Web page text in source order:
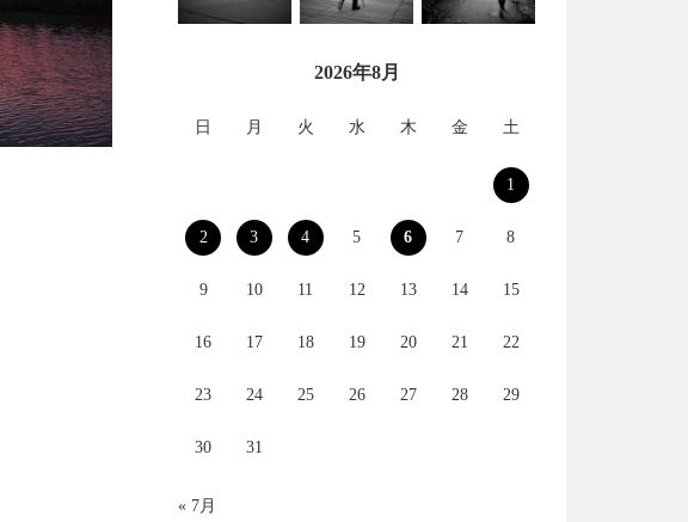
2026年8月
日 月 火 水 木 金 土
1
2 3 4 5 6 7 8
9 10 11 12 13 14 15
16 17 18 19 20 21 22
23 24 25 26 27 28 29
30 31
« 7月